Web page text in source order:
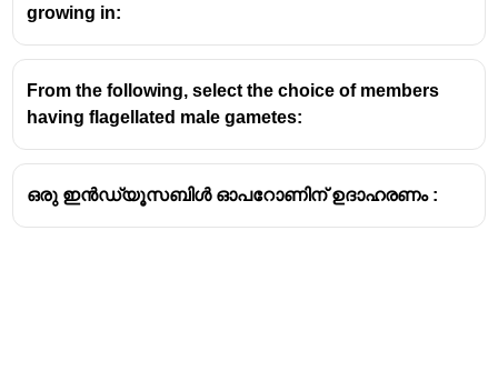
growing in:
From the following, select the choice of members
having flagellated male gametes:
ഒരു ഇൻഡ്യൂസബിൾ ഓപറോണിന് ഉദാഹരണം :